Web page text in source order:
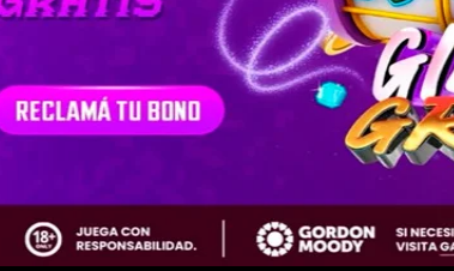
en recuperación mental vía baños de
mental indirectamente. Honestamente, ninguna
para un enfoque holístico que eleve el
Lo Que